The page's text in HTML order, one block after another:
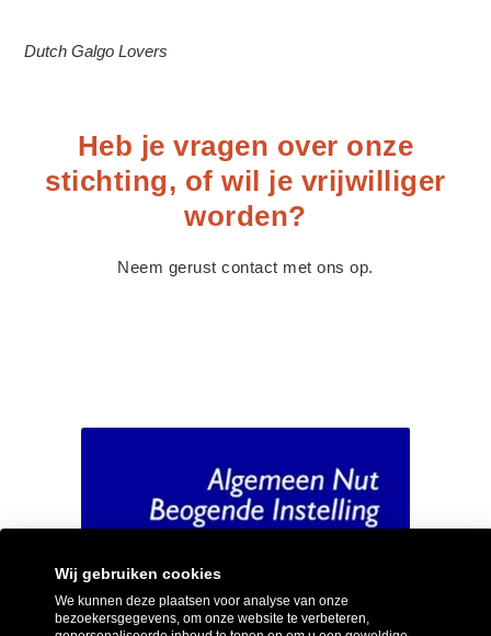
Dutch Galgo Lovers
Heb je vragen over onze
stichting, of wil je vrijwilliger
worden?
Neem gerust contact met ons op.
Wij gebruiken cookies
We kunnen deze plaatsen voor analyse van onze
bezoekersgegevens, om onze website te verbeteren,